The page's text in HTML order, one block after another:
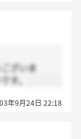
ざいま
す。
年9月24日 22:18